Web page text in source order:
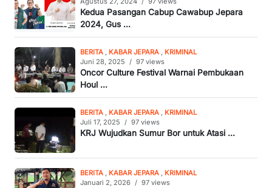
Kedua Pasangan Cabup Cawabup Jepara
2024, Gus ...
BERITA , KABAR JEPARA , KRIMINAL
Juni 28, 2025 / 97 views
Oncor Culture Festival Warnai Pembukaan
Houl ...
BERITA , KABAR JEPARA , KRIMINAL
Juli 17, 2025 / 97 views
KRJ Wujudkan Sumur Bor untuk Atasi ...
BERITA , KABAR JEPARA , KRIMINAL
Januari 2, 2026 / 97 views